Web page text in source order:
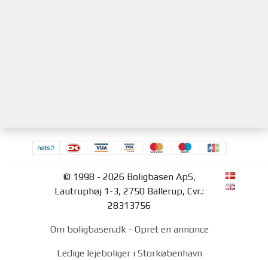
© 1998 - 2026 Boligbasen ApS,
Lautruphøj 1-3, 2750 Ballerup, Cvr.:
28313756
Om boligbasen.dk - Opret en annonce
Ledige lejeboliger i Storkøbenhavn